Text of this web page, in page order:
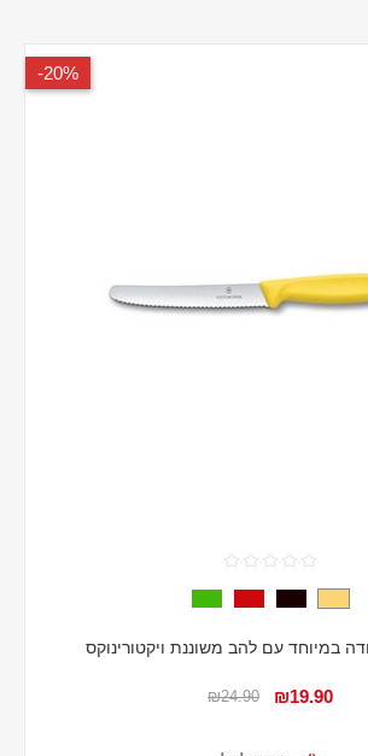
20%-
במיוחד עם להב משוננת ויקטורינוקס
₪19.90
₪24.90